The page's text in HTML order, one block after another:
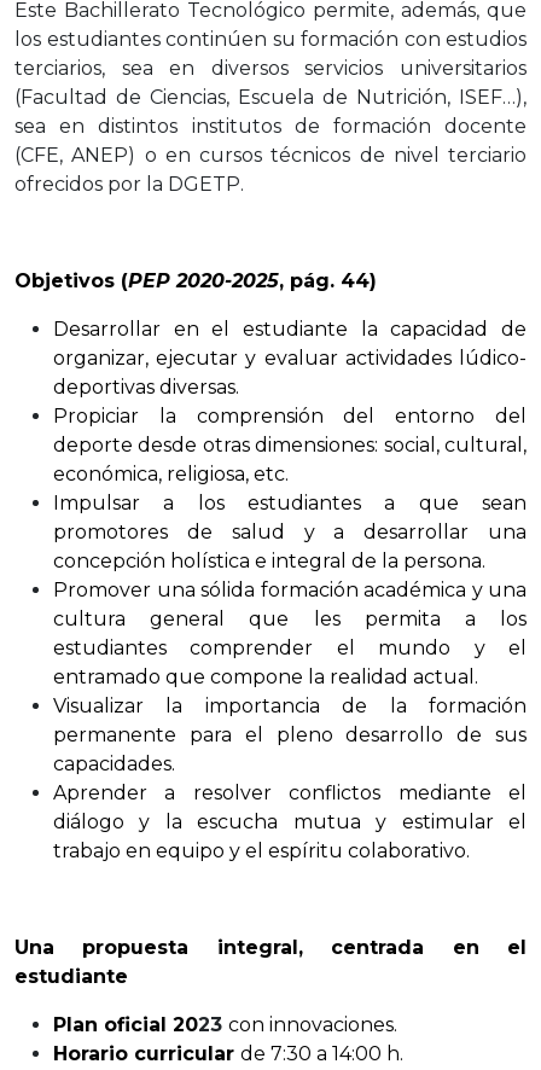
Este Bachillerato Tecnológico permite, además, que
los estudiantes continúen su formación con estudios
terciarios, sea en diversos servicios universitarios
(Facultad de Ciencias, Escuela de Nutrición, ISEF…),
sea en distintos institutos de formación docente
(CFE, ANEP) o en cursos técnicos de nivel terciario
ofrecidos por la DGETP.
Objetivos (PEP 2020-2025, pág. 44)
Desarrollar en el estudiante la capacidad de
organizar, ejecutar y evaluar actividades lúdico-
deportivas diversas.
Propiciar la comprensión del entorno del
deporte desde otras dimensiones: social, cultural,
económica, religiosa, etc.
Impulsar a los estudiantes a que sean
promotores de salud y a desarrollar una
concepción holística e integral de la persona.
Promover una sólida formación académica y una
cultura general que les permita a los
estudiantes comprender el mundo y el
entramado que compone la realidad actual.
Visualizar la importancia de la formación
permanente para el pleno desarrollo de sus
capacidades.
Aprender a resolver conflictos mediante el
diálogo y la escucha mutua y estimular el
trabajo en equipo y el espíritu colaborativo.
Una propuesta integral, centrada en el
estudiante
Plan oficial 2023 con innovaciones.
Horario curricular de 7:30 a 14:00 h.